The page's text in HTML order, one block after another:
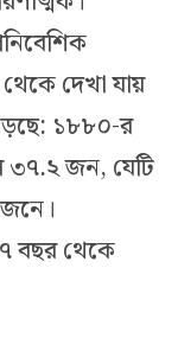
দেখা যায়
১৮৮০-র
৩৭.২ জন, যেটি
বছর থেকে